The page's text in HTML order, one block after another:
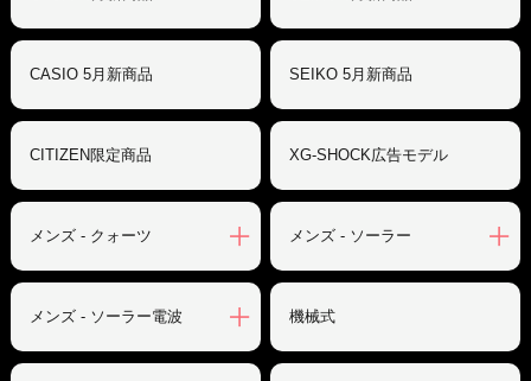
CASIO 5月新商品 SEIKO 5月新商品
CITIZEN限定商品 XG-SHOCK広告モデル
メンズ - クォーツ メンズ - ソーラー
メンズ - ソーラー電波 機械式